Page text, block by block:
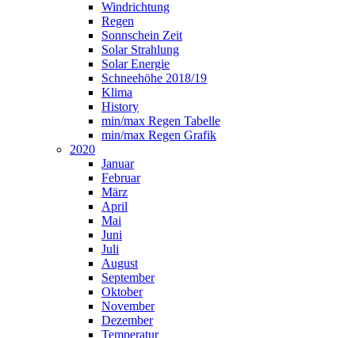
Windrichtung
Regen
Sonnschein Zeit
Solar Strahlung
Solar Energie
Schneehöhe 2018/19
Klima
History
min/max Regen Tabelle
min/max Regen Grafik
2020
Januar
Februar
März
April
Mai
Juni
Juli
August
September
Oktober
November
Dezember
Temperatur